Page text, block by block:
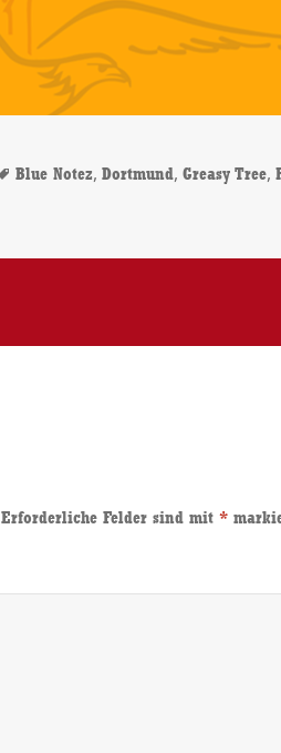
Schlagwörter
Blue Notez,Dortmund,Greasy Tree,
Erforderliche Felder sind mit*